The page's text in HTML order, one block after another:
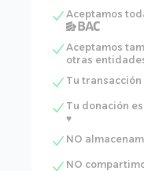
Aceptamos
Aceptamos
otras
Tu
Tu donación
♥
NO
NO